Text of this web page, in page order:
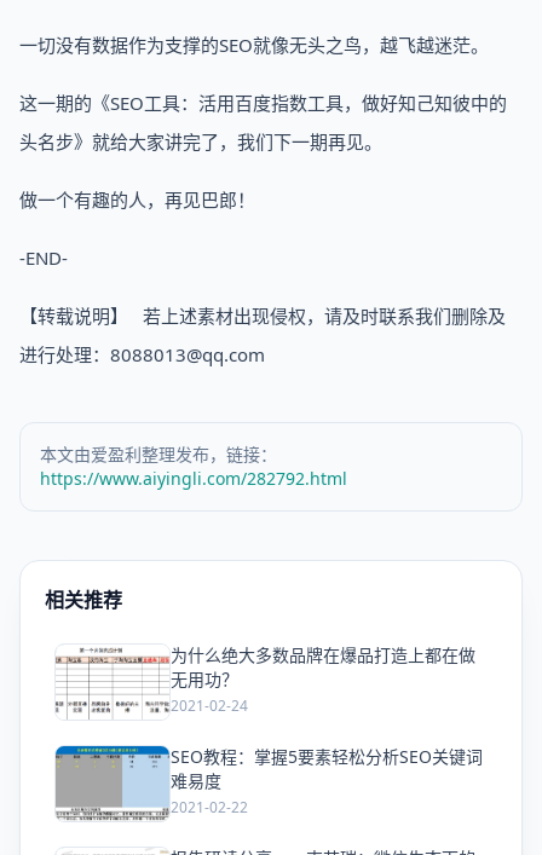
一切没有数据作为支撑的SEO就像无头之鸟，越飞越迷茫。
这一期的《SEO工具：活用百度指数工具，做好知己知彼中的
头名步》就给大家讲完了，我们下一期再见。
做一个有趣的人，再见巴郎！
-END-
【转载说明】 若上述素材出现侵权，请及时联系我们删除及
进行处理：8088013@qq.com
本文由爱盈利整理发布，链接：
https://www.aiyingli.com/282792.html
相关推荐
爱
为什么绝大多数品牌在爆品打造上都在做
无用功？
2021-02-24
爱
SEO教程：掌握5要素轻松分析SEO关键词
难易度
2021-02-22